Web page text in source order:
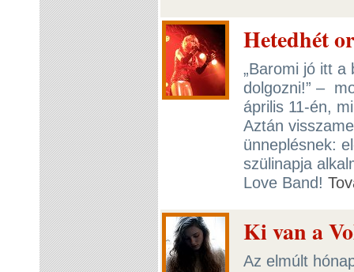
Hetedhét
„Baromi jó itt a
dolgozni!” –
április 11-én,
Aztán
ünneplésnek:
szülinapja
Love Band!
Ki van a
Az elmúlt